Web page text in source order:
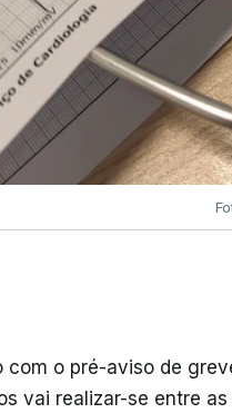
com o pré-aviso de
vai realizar-se entre